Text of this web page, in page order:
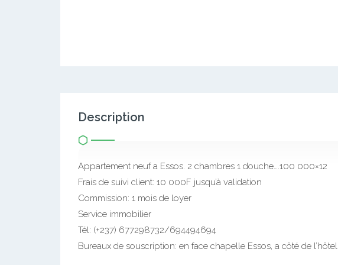
Description
Appartement neuf a Essos. 2 chambres 1 douche….100 000×12
Frais de suivi client: 10 000F jusqu’à validation
Commission: 1 mois de loyer
Service immobilier
Tél: (+237) 677298732/694494694
Bureaux de souscription: en face chapelle Essos, a côté de l’hôtel